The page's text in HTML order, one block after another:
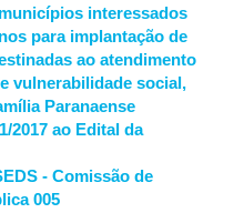
interessados
para implantação de
ao atendimento
vulnerabilidade social,
Paranaense
2017 ao Edital da
- Comissão de
005